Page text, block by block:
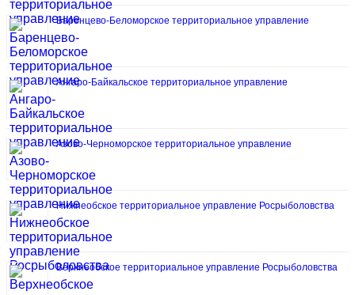
Баренцево-Беломорское территориальное управление
Ангаро-Байкальское территориальное управление
Азово-Черноморское территориальное управление
Нижнеобское территориальное управление Росрыболовства
Верхнеобское территориальное управление Росрыболовства